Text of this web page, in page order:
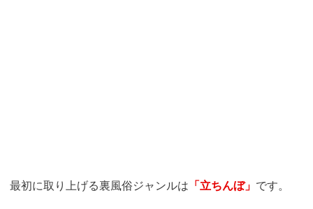
最初に取り上げる裏風俗ジャンルは 「立ちんぼ」 です。